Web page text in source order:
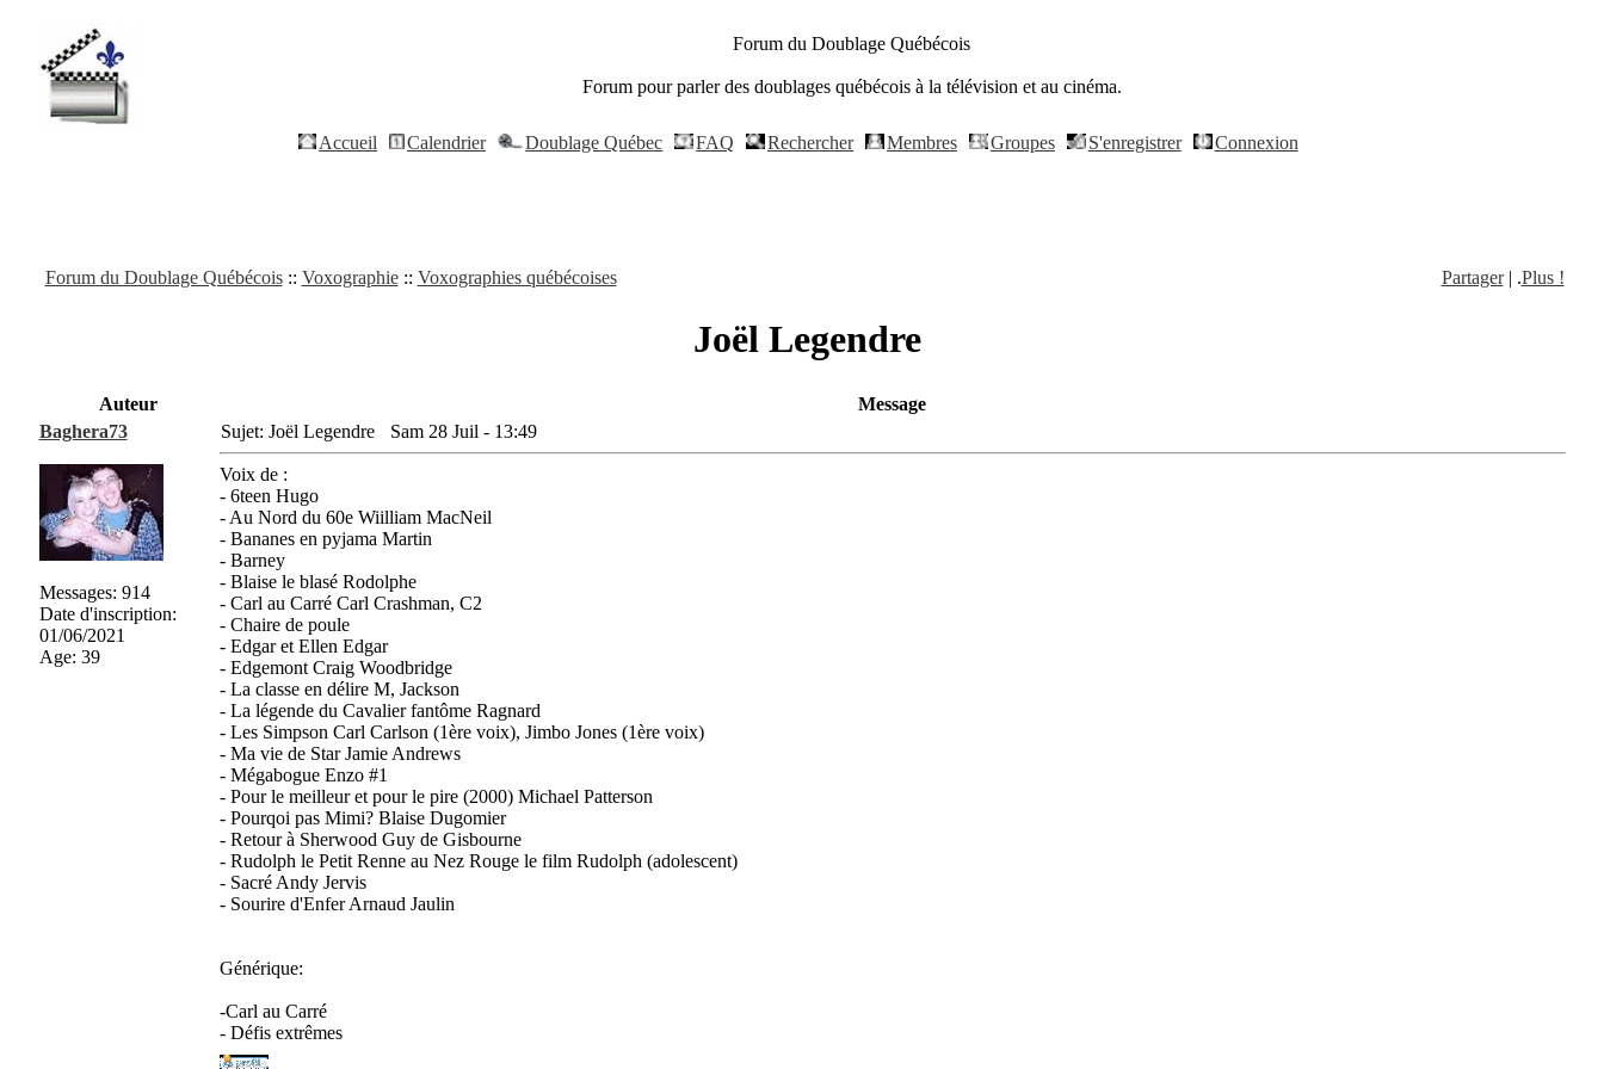
Forum du Doublage Québécois
Forum pour parler des doublages québécois à la télévision et au cinéma.
Accueil Calendrier Doublage Québec FAQ Rechercher Membres Groupes S'enregistrer Connexion
Forum du Doublage Québécois:: Voxographie:: Voxographies québécoises Partager| .Plus !
Joël Legendre
Auteur
Message
Baghera73
Messages: 914
Date d'inscription:
01/06/2021
Age: 39
Sujet: Joël Legendre Sam 28 Juil - 13:49
Voix de :
- 6teen Hugo
- Au Nord du 60e Wiilliam MacNeil
- Bananes en pyjama Martin
- Barney
- Blaise le blasé Rodolphe
- Carl au Carré Carl Crashman, C2
- Chaire de poule
- Edgar et Ellen Edgar
- Edgemont Craig Woodbridge
- La classe en délire M, Jackson
- La légende du Cavalier fantôme Ragnard
- Les Simpson Carl Carlson (1ère voix), Jimbo Jones (1ère voix)
- Ma vie de Star Jamie Andrews
- Mégabogue Enzo #1
- Pour le meilleur et pour le pire (2000) Michael Patterson
- Pourqoi pas Mimi? Blaise Dugomier
- Retour à Sherwood Guy de Gisbourne
- Rudolph le Petit Renne au Nez Rouge le film Rudolph (adolescent)
- Sacré Andy Jervis
- Sourire d'Enfer Arnaud Jaulin
Générique:
-Carl au Carré
- Défis extrêmes